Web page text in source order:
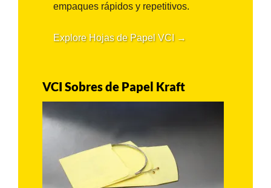
empaques rápidos y repetitivos.
Explore Hojas de Papel VCI →
VCI Sobres de Papel Kraft